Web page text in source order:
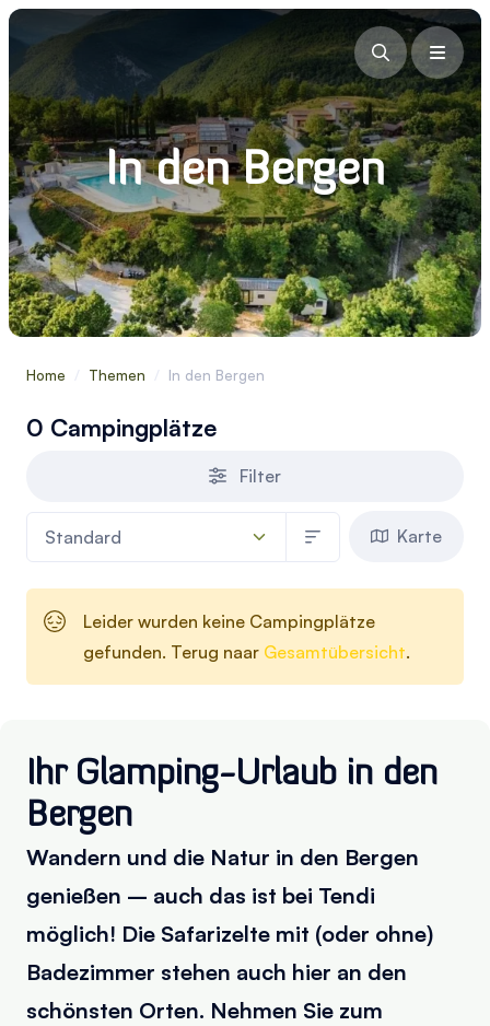
In den Bergen
Home / Themen / In den Bergen
0 Campingplätze
Filter
Karte
Leider wurden keine Campingplätze
gefunden. Terug naar Gesamtübersicht.
Ihr Glamping-Urlaub in den
Bergen
Wandern und die Natur in den Bergen
genießen – auch das ist bei Tendi
möglich! Die Safarizelte mit (oder ohne)
Badezimmer stehen auch hier an den
schönsten Orten. Nehmen Sie zum